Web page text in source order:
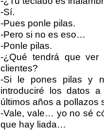
-Sí.
-Pues ponle pilas.
-Pero si no es eso…
-Ponle pilas.
-¿Qué tendrá que
clientes?
-Si le pones pilas y
introduciré los datos
últimos años a pollazos
-Vale, vale… yo no sé
que hay liada…